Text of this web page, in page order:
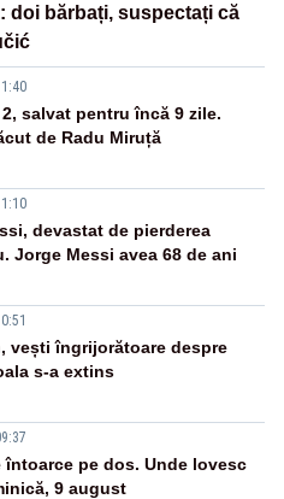
doi bărbați, suspectați că
salvat pentru încă 9 zile.
de Radu Miruță
devastat de pierderea
Jorge Messi avea 68 de ani
vești îngrijorătoare despre
s-a extins
întoarce pe dos. Unde lovesc
9 august